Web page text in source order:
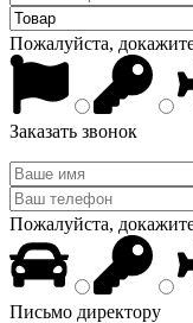
Пожалуйста,
Заказать звонок
Пожалуйста,
Письмо директору